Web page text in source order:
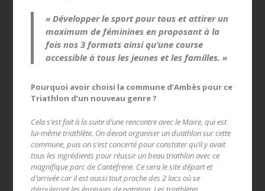
« Développer le sport pour tous et attirer un
maximum de féminines en proposant à la
fois nos 3 formats ainsi qu’une course
accessible à tous les jeunes et les familles. »
Pourquoi avoir choisi la commune d’Ambès pour ce
Triathlon d’un nouveau genre ?
Cela s’est fait à la suite d’une rencontre avec le Maire, qui est
lui-même triathlète. On devait organiser un duathlon sur cette
commune, puis on s’est concerté pour constater qu’il y avait
tous les ingrédients pour réussir un beau triathlon avec ce
magnifique parc de Cantefrene. Ce sera le site départ et
d’arrivée car il est aussi tout proche des 2 lacs où se